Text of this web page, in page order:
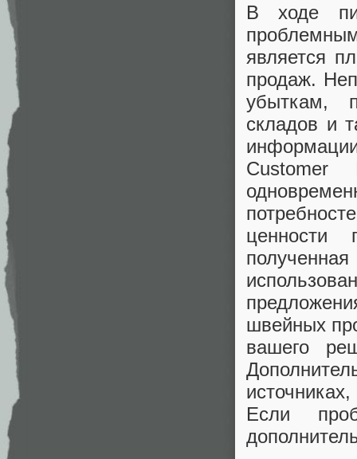
В ходе
является
продаж.
убыткам,
складов и
Customer
ценности
швейных
вашего
Если